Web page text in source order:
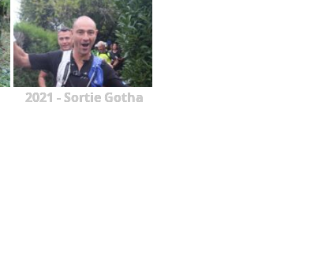
2021 - Sortie Gotha